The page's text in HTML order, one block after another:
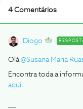
4 Comentários
Diogo
Olá@Susana Maria
Encontra toda a
aqui.